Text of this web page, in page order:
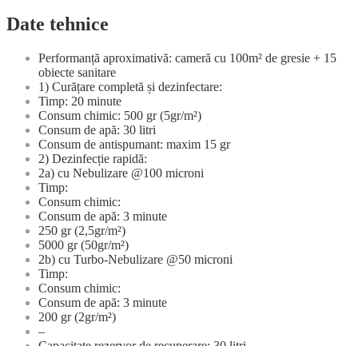
Date tehnice
Performanță aproximativă: cameră cu 100m² de gresie + 15
obiecte sanitare
1) Curățare completă și dezinfectare:
Timp: 20 minute
Consum chimic: 500 gr (5gr/m²)
Consum de apă: 30 litri
Consum de antispumant: maxim 15 gr
2) Dezinfecție rapidă:
2a) cu Nebulizare @100 microni
Timp:
Consum chimic:
Consum de apă: 3 minute
250 gr (2,5gr/m²)
5000 gr (50gr/m²)
2b) cu Turbo-Nebulizare @50 microni
Timp:
Consum chimic:
Consum de apă: 3 minute
200 gr (2gr/m²)
–